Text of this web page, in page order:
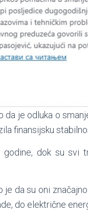
je odluka o
finansijsku
dok su svi
je da su oni
do električne